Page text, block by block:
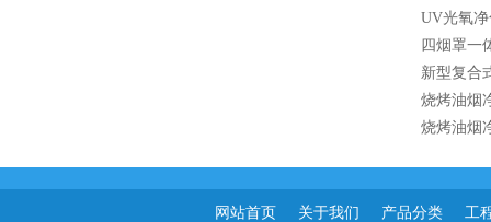
UV光氧
四烟罩一
新型复合
烧烤油烟
烧烤油烟
网站首页 关于我们 产品分类 工